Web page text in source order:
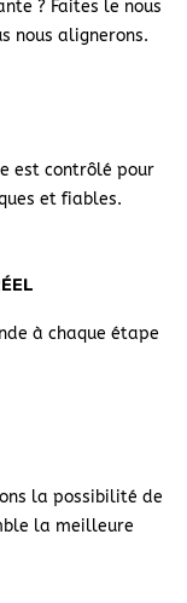
? Faites le nous
nous alignerons.
est contrôlé pour
et fiables.
à chaque étape
la possibilité de
la meilleure